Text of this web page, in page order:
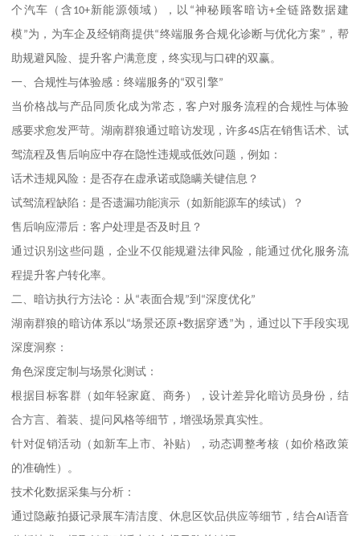
个汽车（含 10+新能源领域），以 “神秘顾客暗访+全链路数据建
模 ”为，为车企及经销商提供“终端服务合规化诊断与优化方案” ，帮
助规避风险、提升客户满意度，终实现与口碑的双赢。
一、合规性与体验感：终端服务的“双引擎”
当价格战与产品同质化成为常态，客户对服务流程的合规性与体验
感要求愈发严苛。湖南群狼通过暗访发现，许多4S店在销售话术、试
驾流程及售后响应中存在隐性违规或低效问题，例如：
话术违规风险：是否存在虚承诺或隐瞒关键信息？
试驾流程缺陷：是否遗漏功能演示（如新能源车的续试）？
售后响应滞后：客户处理是否及时且？
通过识别这些问题，企业不仅能规避法律风险，能通过优化服务流
程提升客户转化率。
二、 暗访执行方法论：从“表面合规”到 “深度优化”
湖南群狼的暗访体系以“场景还原+数据穿透”为，通过以下手段实现
深度洞察：
角色深度定制与场景化测试：
根据目标客群（如年轻家庭、商务），设计差异化暗访员身份，结
合方言、着装、提问风格等细节，增强场景真实性。
针对促销活动（如新车上市、补贴），动态调整考核（如价格政策
的准确性）。
技术化数据采集与分析：
通过隐蔽拍摄记录展车清洁度、休息区饮品供应等细节，结合AI语音